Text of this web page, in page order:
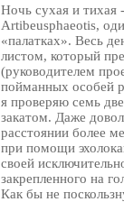
Ночь сухая и
Artibeusphaeotis,
«палатках». Весь
листом, который
(руководителем
пойманных особей
я проверяю семь
закатом. Даже
расстоянии более
при помощи
своей
закрепленного на
Как бы не